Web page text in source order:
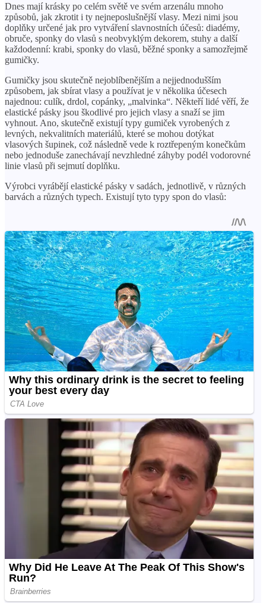
Dnes mají krásky po celém světě ve svém arzenálu mnoho
způsobů, jak zkrotit i ty nejneposlušnější vlasy. Mezi nimi jsou
doplňky určené jak pro vytváření slavnostních účesů: diadémy,
obruče, sponky do vlasů s neobvyklým dekorem, stuhy a další
každodenní: krabi, sponky do vlasů, běžné sponky a samozřejmě
gumičky.
Gumičky jsou skutečně nejoblíbenějším a nejjednodušším
způsobem, jak sbírat vlasy a používat je v několika účesech
najednou: culík, drdol, copánky, „malvinka“. Někteří lidé věří, že
elastické pásky jsou škodlivé pro jejich vlasy a snaží se jim
vyhnout. Ano, skutečně existují typy gumiček vyrobených z
levných, nekvalitních materiálů, které se mohou dotýkat
vlasových šupinek, což následně vede k roztřepeným konečkům
nebo jednoduše zanechávají nevzhledné záhyby podél vodorovné
linie vlasů při sejmutí doplňku.
Výrobci vyrábějí elastické pásky v sadách, jednotlivě, v různých
barvách a různých typech. Existují tyto typy spon do vlasů: